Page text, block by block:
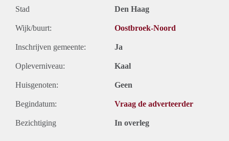
Stad Den Haag
Wijk/buurt: Oostbroek-Noord
Inschrijven gemeente: Ja
Opleverniveau: Kaal
Huisgenoten: Geen
Begindatum: Vraag de adverteerder
Bezichtiging In overleg